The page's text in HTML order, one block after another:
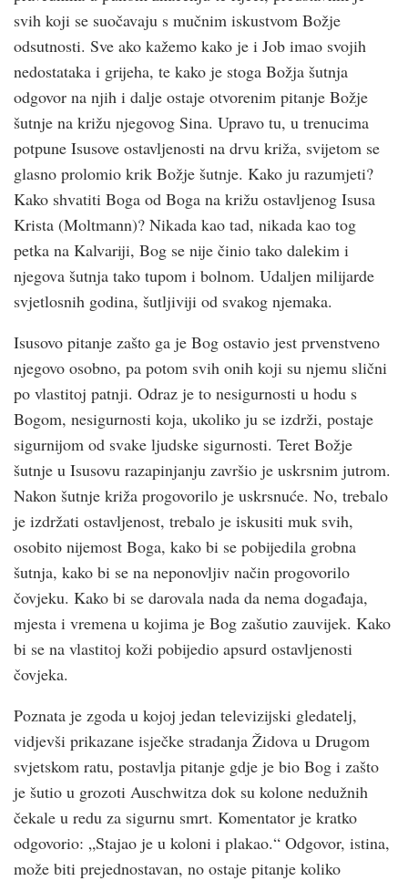
svih koji se suočavaju s mučnim iskustvom Božje
odsutnosti. Sve ako kažemo kako je i Job imao svojih
nedostataka i grijeha, te kako je stoga Božja šutnja
odgovor na njih i dalje ostaje otvorenim pitanje Božje
šutnje na križu njegovog Sina. Upravo tu, u trenucima
potpune Isusove ostavljenosti na drvu križa, svijetom se
glasno prolomio krik Božje šutnje. Kako ju razumjeti?
Kako shvatiti Boga od Boga na križu ostavljenog Isusa
Krista (Moltmann)? Nikada kao tad, nikada kao tog
petka na Kalvariji, Bog se nije činio tako dalekim i
njegova šutnja tako tupom i bolnom. Udaljen milijarde
svjetlosnih godina, šutljiviji od svakog njemaka.
Isusovo pitanje zašto ga je Bog ostavio jest prvenstveno
njegovo osobno, pa potom svih onih koji su njemu slični
po vlastitoj patnji. Odraz je to nesigurnosti u hodu s
Bogom, nesigurnosti koja, ukoliko ju se izdrži, postaje
sigurnijom od svake ljudske sigurnosti. Teret Božje
šutnje u Isusovu razapinjanju završio je uskrsnim jutrom.
Nakon šutnje križa progovorilo je uskrsnuće. No, trebalo
je izdržati ostavljenost, trebalo je iskusiti muk svih,
osobito nijemost Boga, kako bi se pobijedila grobna
šutnja, kako bi se na neponovljiv način progovorilo
čovjeku. Kako bi se darovala nada da nema događaja,
mjesta i vremena u kojima je Bog zašutio zauvijek. Kako
bi se na vlastitoj koži pobijedio apsurd ostavljenosti
čovjeka.
Poznata je zgoda u kojoj jedan televizijski gledatelj,
vidjevši prikazane isječke stradanja Židova u Drugom
svjetskom ratu, postavlja pitanje gdje je bio Bog i zašto
je šutio u grozoti Auschwitza dok su kolone nedužnih
čekale u redu za sigurnu smrt. Komentator je kratko
odgovorio: „Stajao je u koloni i plakao.“ Odgovor, istina,
može biti prejednostavan, no ostaje pitanje koliko